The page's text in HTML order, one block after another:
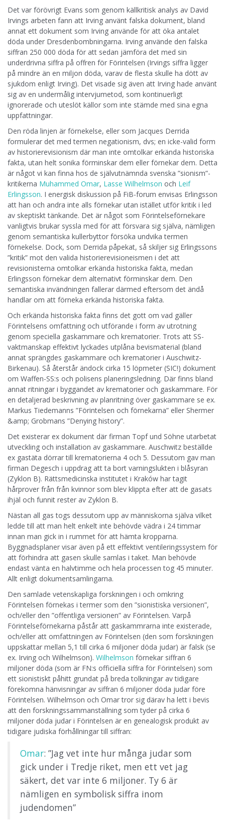
Det var förövrigt Evans som genom källkritisk analys av David
Irvings arbeten fann att Irving använt falska dokument, bland
annat ett dokument som Irving använde för att öka antalet
döda under Dresdenbombningarna. Irving använde den falska
siffran 250 000 döda för att sedan jämföra det med sin
underdrivna siffra på offren för Förintelsen (Irvings siffra ligger
på mindre än en miljon döda, varav de flesta skulle ha dött av
sjukdom enligt Irving). Det visade sig även att Irving hade använt
sig av en undermålig intervjumetod, som kontinuerligt
ignorerade och uteslöt källor som inte stämde med sina egna
uppfattningar.
Den röda linjen är förnekelse, eller som Jacques Derrida
formulerar det med termen negationism, dvs; en icke-valid form
av historierevisionism där man inte omtolkar erkända historiska
fakta, utan helt sonika förminskar dem eller förnekar dem. Detta
är något vi kan finna hos de självutnämnda svenska ”sionism”-
kritikerna Muhammed Omar, Lasse Wilhelmson och Leif
Erlingsson. I energisk diskussion på FiB-forum envisas Erlingsson
att han och andra inte alls förnekar utan istället utför kritik i led
av skeptiskt tänkande. Det är något som Förintelseförnekare
vanligtvis brukar syssla med för att försvara sig själva, nämligen
genom semantiska kullerbyttor försöka undvika termen
förnekelse. Dock, som Derrida påpekat, så skiljer sig Erlingssons
”kritik” mot den valida historierevisioneismen i det att
revisionisterna omtolkar erkända historiska fakta, medan
Erlingsson förnekar dem alternativt förminskar dem. Den
semantiska invändningen fallerar därmed eftersom det ändå
handlar om att förneka erkända historiska fakta.
Och erkända historiska fakta finns det gott om vad gäller
Förintelsens omfattning och utförande i form av utrotning
genom speciella gaskammare och krematorier. Trots att SS-
vaktmanskap effektivt lyckades utplåna bevismaterial (bland
annat sprängdes gaskammare och krematorier i Auschwitz-
Birkenau). Så återstår ändock cirka 15 löpmeter (SIC!) dokument
om Waffen-SS:s och polisens planeringsledning. Där finns bland
annat ritningar i byggandet av krematorier och gaskammare. För
en detaljerad beskrivning av planritning över gaskammare se ex.
Markus Tiedemanns ”Förintelsen och förnekarna” eller Shermer
&amp; Grobmans ”Denying history”.
Det existerar ex dokument där firman Topf und Söhne utarbetat
utveckling och installation av gaskammare. Auschwitz beställde
ex gastäta dörrar till krematorierna 4 och 5. Dessutom gav man
firman Degesch i uppdrag att ta bort varningslukten i blåsyran
(Zyklon B). Rättsmedicinska institutet i Kraków har tagit
hårprover från från kvinnor som blev klippta efter att de gasats
ihjäl och funnit rester av Zyklon B.
Nästan all gas togs dessutom upp av människorna själva vilket
ledde till att man helt enkelt inte behövde vädra i 24 timmar
innan man gick in i rummet för att hämta kropparna.
Byggnadsplaner visar även på ett effektivt ventileringssystem för
att förhindra att gasen skulle samlas i taket. Man behövde
endast vänta en halvtimme och hela processen tog 45 minuter.
Allt enligt dokumentsamlingarna.
Den samlade vetenskapliga forskningen i och omkring
Förintelsen förnekas i termer som den ”sionistiska versionen”,
och/eller den ”offentliga versionen” av Förintelsen. Varpå
Förintelseförnekarna påstår att gaskammrarna inte existerade,
och/eller att omfattningen av Förintelsen (den som forskningen
uppskattar mellan 5,1 till cirka 6 miljoner döda judar) är falsk (se
ex. Irving och Wilhelmson). Wilhelmson förnekar siffran 6
miljoner döda (som är FN:s officiella siffra för Förintelsen) som
ett sionistiskt påhitt grundat på breda tolkningar av tidigare
förekomna hänvisningar av siffran 6 miljoner döda judar före
Förintelsen. Wilhelmson och Omar tror sig därav ha lett i bevis
att den forskningssammanställning som tyder på cirka 6
miljoner döda judar i Förintelsen är en genealogisk produkt av
tidigare judiska förhållningar till siffran:
Omar: ”Jag vet inte hur många judar som
gick under i Tredje riket, men ett vet jag
säkert, det var inte 6 miljoner. Ty 6 är
nämligen en symbolisk siffra inom
judendomen”